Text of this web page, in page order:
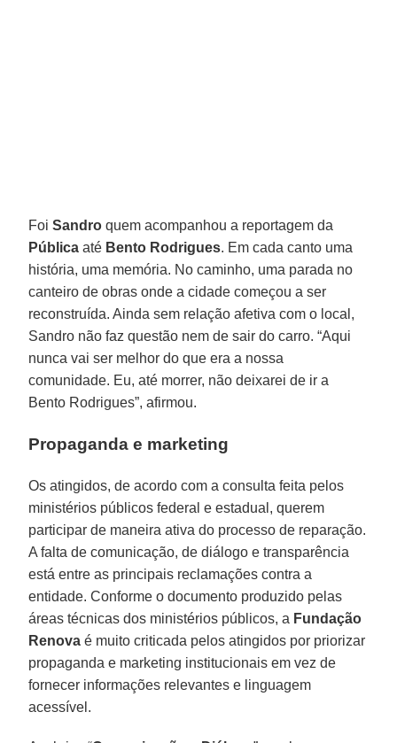
FoiSandro quem acompanhou a reportagem da
Pública até Bento Rodrigues. Em cada canto uma
história, uma memória. No caminho, uma parada no
canteiro de obras onde a cidade começou a ser
reconstruída. Ainda sem relação afetiva com o local,
Sandro não faz questão nem de sair do carro. “Aqui
nunca vai ser melhor do que era a nossa
comunidade. Eu, até morrer, não deixarei de ir a
Bento Rodrigues”, afirmou.
Propaganda e marketing
Os atingidos, de acordo com a consulta feita pelos
ministérios públicos federal e estadual, querem
participar de maneira ativa do processo de reparação.
A falta de comunicação, de diálogo e transparência
está entre as principais reclamações contra a
entidade. Conforme o documento produzido pelas
áreas técnicas dos ministérios públicos, a Fundação
Renova é muito criticada pelos atingidos por priorizar
propaganda e marketing institucionais em vez de
fornecer informações relevantes e linguagem
acessível.